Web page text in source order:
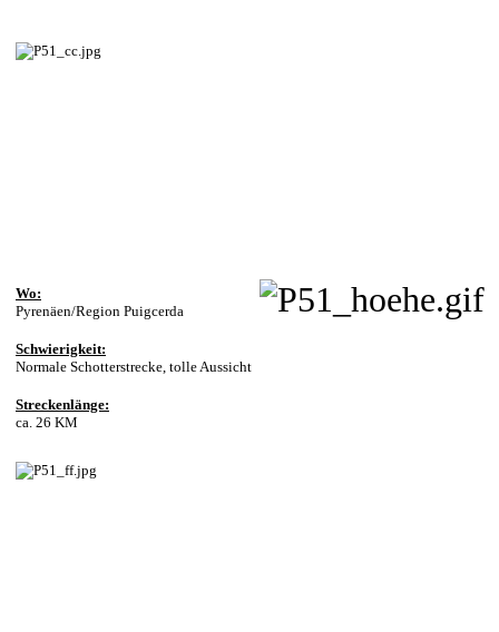
Wo:
Pyrenäen/Region Puigcerda
Schwierigkeit:
Normale Schotterstrecke, tolle Aussicht
Streckenlänge:
ca. 26 KM